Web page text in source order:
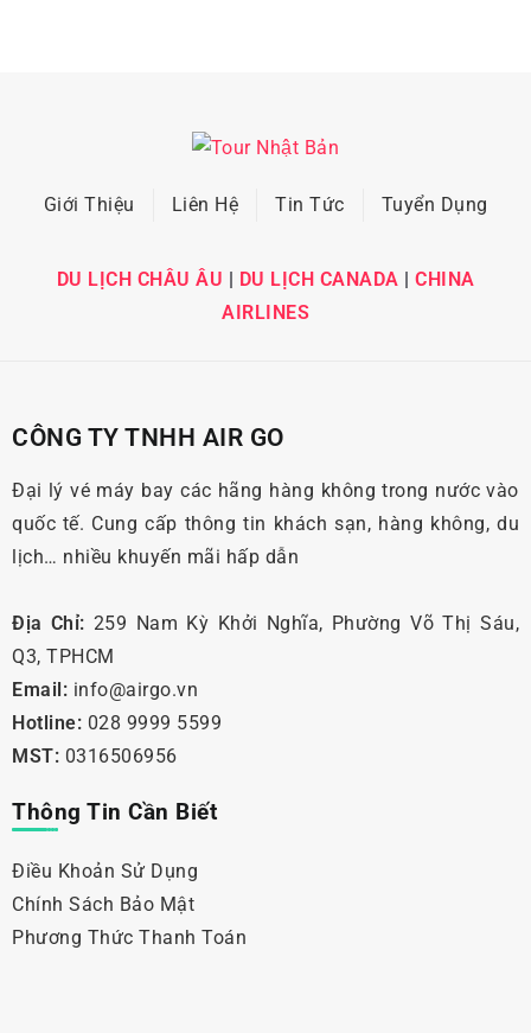
Giới Thiệu Liên Hệ Tin Tức Tuyển Dụng
DU LỊCH CHÂU ÂU DU LỊCH CANADA
CHINA
AIRLINES
CÔNG TY TNHH AIR GO
Đại lý vé máy bay các hãng hàng không trong nước vào
quốc tế. Cung cấp thông tin khách sạn, hàng không, du
lịch… nhiều khuyến mãi hấp dẫn
Địa Chỉ: 259 Nam Kỳ Khởi Nghĩa, Phường Võ Thị Sáu,
Q3, TPHCM
Email: info@airgo.vn
Hotline: 028 9999 5599
MST: 0316506956
Thông Tin Cần Biết
Điều Khoản Sử Dụng
Chính Sách Bảo Mật
Phương Thức Thanh Toán